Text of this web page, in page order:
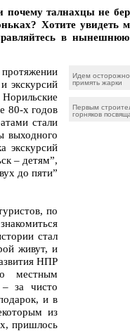
почему талнахцы не
Хотите увидеть
в нынешнюю
экскурсий
80-х годов
стали
выходного
экскурсий
– детям”,
до пяти”
по
стал
живут, и
НПР
местным
– за чисто
и в
из
пришлось
Идем
примять жарки
Первым
горняков